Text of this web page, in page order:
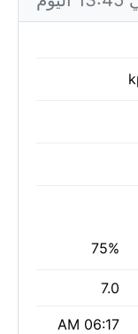
75%
7.0
06:17 AM